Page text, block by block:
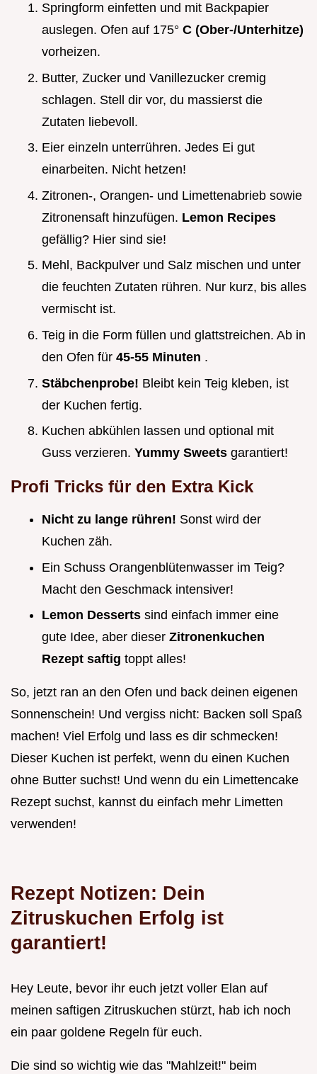
Springform einfetten und mit Backpapier
auslegen. Ofen auf 175° C (Ober-/Unterhitze)
vorheizen.
Butter, Zucker und Vanillezucker cremig
schlagen. Stell dir vor, du massierst die
Zutaten liebevoll.
Eier einzeln unterrühren. Jedes Ei gut
einarbeiten. Nicht hetzen!
Zitronen-, Orangen- und Limettenabrieb sowie
Zitronensaft hinzufügen. Lemon Recipes
gefällig? Hier sind sie!
Mehl, Backpulver und Salz mischen und unter
die feuchten Zutaten rühren. Nur kurz, bis alles
vermischt ist.
Teig in die Form füllen und glattstreichen. Ab in
den Ofen für 45-55 Minuten .
Stäbchenprobe! Bleibt kein Teig kleben, ist
der Kuchen fertig.
Kuchen abkühlen lassen und optional mit
Guss verzieren. Yummy Sweets garantiert!
Profi Tricks für den Extra Kick
Nicht zu lange rühren! Sonst wird der
Kuchen zäh.
Ein Schuss Orangenblütenwasser im Teig?
Macht den Geschmack intensiver!
Lemon Desserts sind einfach immer eine
gute Idee, aber dieser Zitronenkuchen
Rezept saftig toppt alles!
So, jetzt ran an den Ofen und back deinen eigenen
Sonnenschein! Und vergiss nicht: Backen soll Spaß
machen! Viel Erfolg und lass es dir schmecken!
Dieser Kuchen ist perfekt, wenn du einen Kuchen
ohne Butter suchst! Und wenn du ein Limettencake
Rezept suchst, kannst du einfach mehr Limetten
verwenden!
Rezept Notizen: Dein
Zitruskuchen Erfolg ist
garantiert!
Hey Leute, bevor ihr euch jetzt voller Elan auf
meinen saftigen Zitruskuchen stürzt, hab ich noch
ein paar goldene Regeln für euch.
Die sind so wichtig wie das "Mahlzeit!" beim